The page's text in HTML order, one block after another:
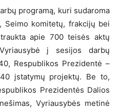
programą, kuri sudaroma
Seimo komitetų, frakcijų bei
apie 700 teisės aktų
į sesijos darbų
Respublikos Prezidentė –
įstatymų projektų. Be to,
Prezidentės Dalios
Vyriausybės metinė